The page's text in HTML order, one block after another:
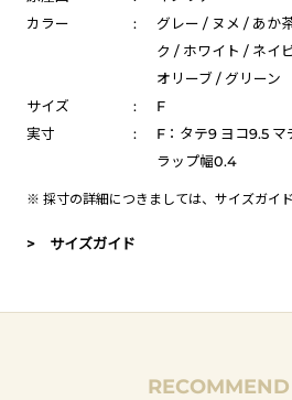
カラー
:
グレー / ヌメ / あか
ク / ホワイト / ネイ
オリーブ / グリーン
サイズ
:
F
実寸
:
F：タテ9 ヨコ9.5 マ
ラップ幅0.4
※ 採寸の詳細につきましては、 サイズガイド
> サイズガイド